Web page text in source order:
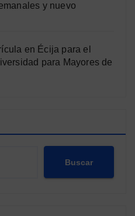
y nuevo
en Écija para el
para Mayores de
Buscar